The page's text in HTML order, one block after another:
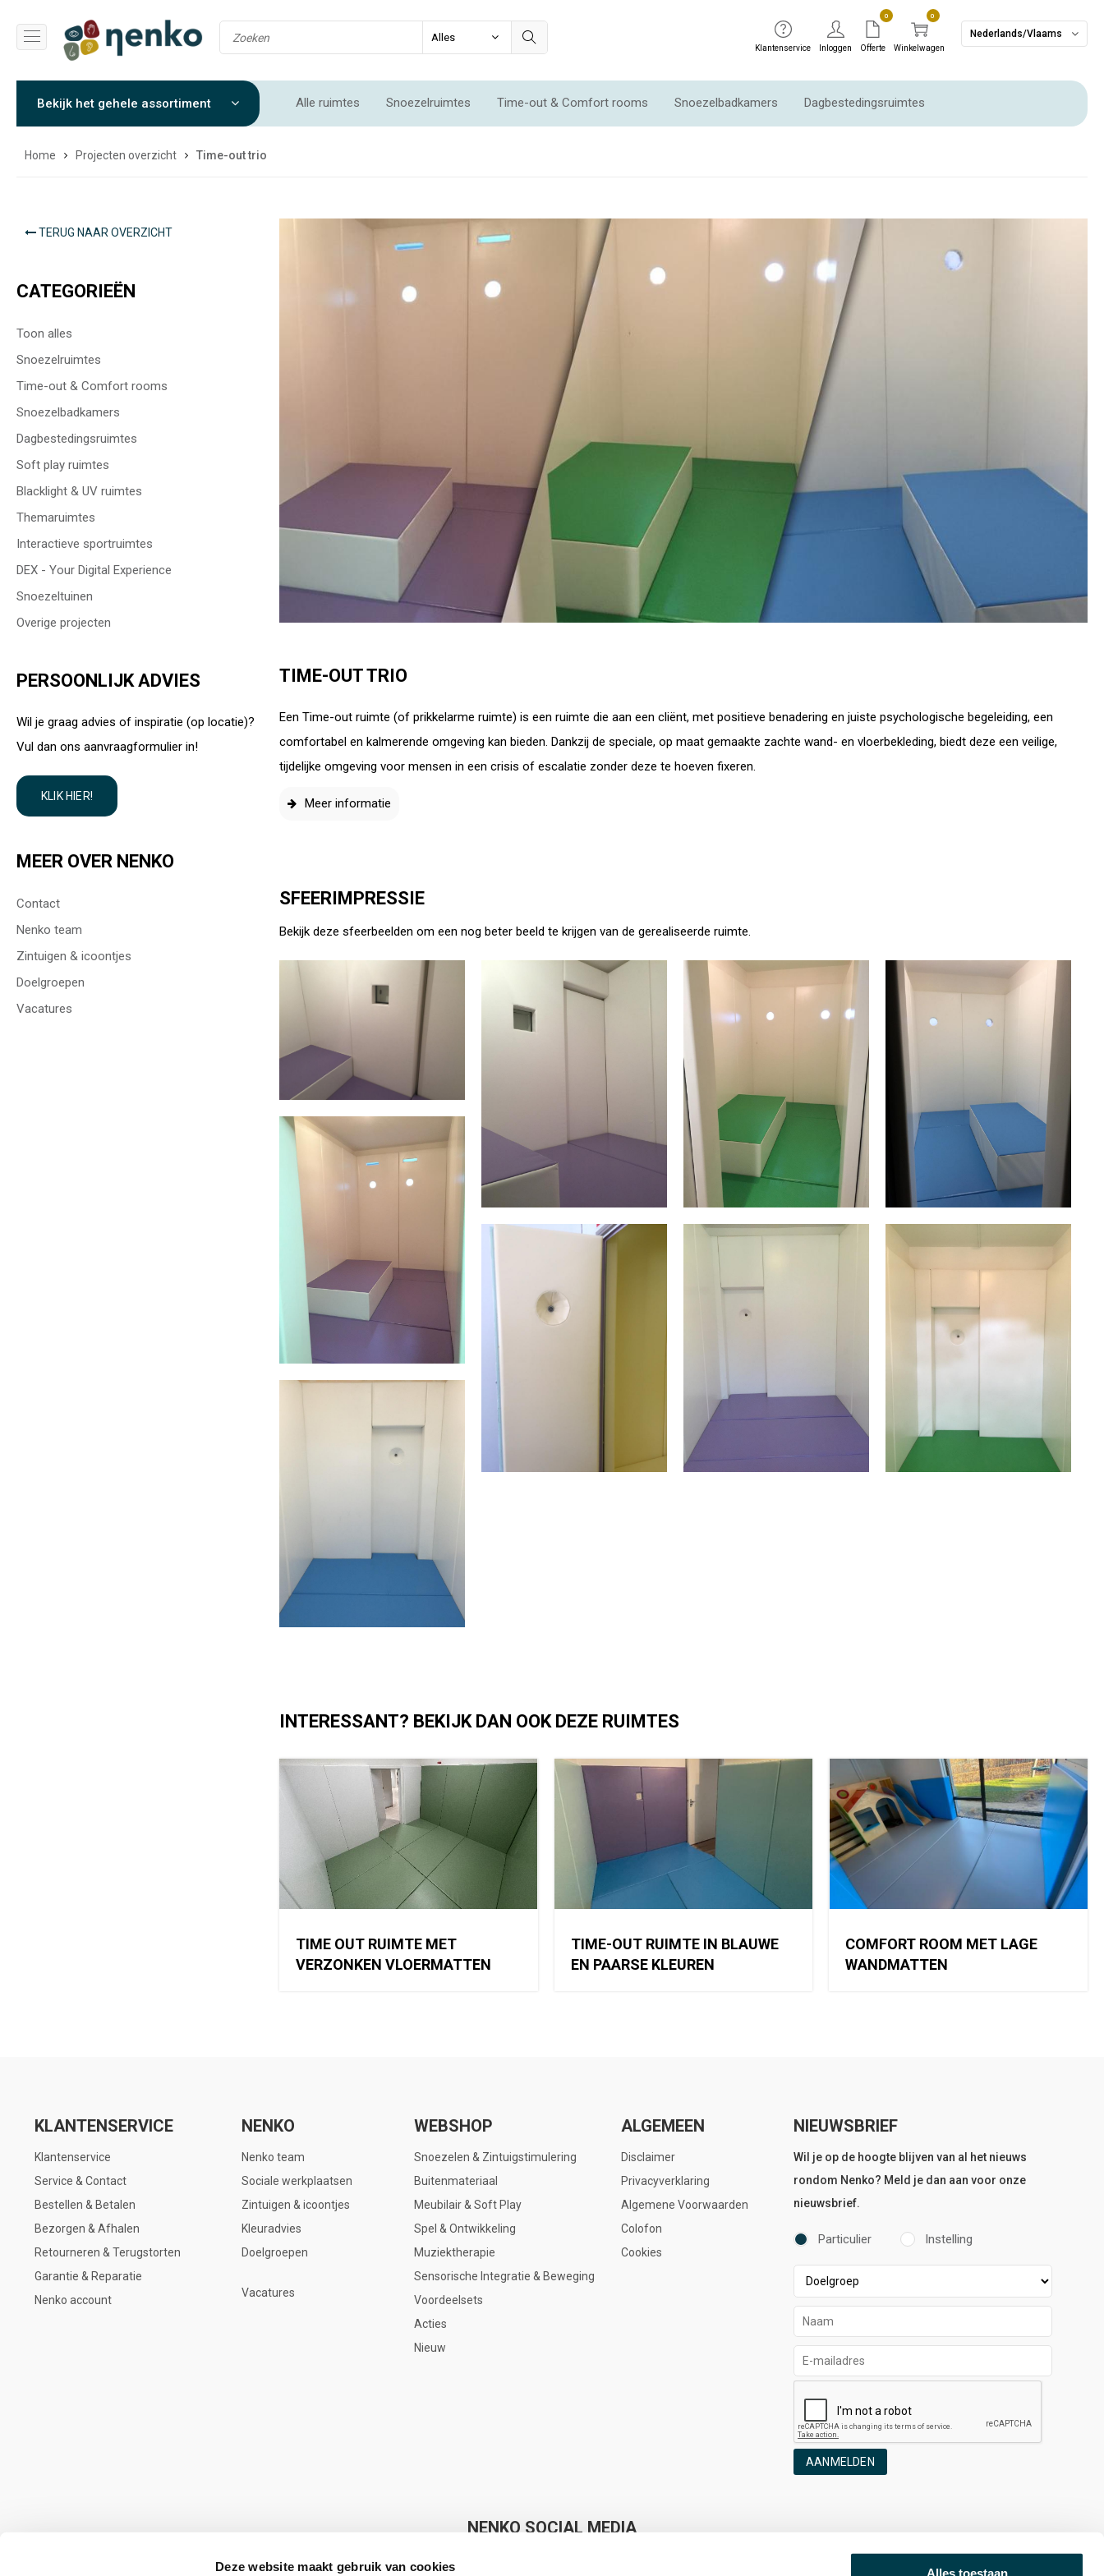
Deze website maakt gebruik van cookies Alles toestaan
Klantenservice Inloggen
0
Offerte
0
Winkelwagen
Nederlands/Vlaams
Bekijk het gehele assortiment Alle ruimtes Snoezelruimtes Time-out & Comfort rooms Snoezelbadkamers Dagbestedingsruimtes
Home Projecten overzicht Time-out trio
TERUG NAAR OVERZICHT
CATEGORIEËN
Toon alles
Snoezelruimtes
Time-out & Comfort rooms
Snoezelbadkamers
Dagbestedingsruimtes
Soft play ruimtes
Blacklight & UV ruimtes
Themaruimtes
Interactieve sportruimtes
DEX - Your Digital Experience
Snoezeltuinen
Overige projecten
PERSOONLIJK ADVIES
Wil je graag advies of inspiratie (op locatie)?
Vul dan ons aanvraagformulier in!
KLIK HIER!
MEER OVER NENKO
Contact
Nenko team
Zintuigen & icoontjes
Doelgroepen
Vacatures
TIME-OUT TRIO
Een Time-out ruimte (of prikkelarme ruimte) is een ruimte die aan een cliënt, met positieve benadering en juiste psychologische begeleiding, een
comfortabel en kalmerende omgeving kan bieden. Dankzij de speciale, op maat gemaakte zachte wand- en vloerbekleding, biedt deze een veilige,
tijdelijke omgeving voor mensen in een crisis of escalatie zonder deze te hoeven fixeren.
Meer informatie
SFEERIMPRESSIE
Bekijk deze sfeerbeelden om een nog beter beeld te krijgen van de gerealiseerde ruimte.
INTERESSANT? BEKIJK DAN OOK DEZE RUIMTES
TIME OUT RUIMTE MET
VERZONKEN VLOERMATTEN
TIME-OUT RUIMTE IN BLAUWE
EN PAARSE KLEUREN
COMFORT ROOM MET LAGE
WANDMATTEN
KLANTENSERVICE
Klantenservice
Service & Contact
Bestellen & Betalen
Bezorgen & Afhalen
Retourneren & Terugstorten
Garantie & Reparatie
Nenko account
NENKO
Nenko team
Sociale werkplaatsen
Zintuigen & icoontjes
Kleuradvies
Doelgroepen
Vacatures
WEBSHOP
Snoezelen & Zintuigstimulering
Buitenmateriaal
Meubilair & Soft Play
Spel & Ontwikkeling
Muziektherapie
Sensorische Integratie & Beweging
Voordeelsets
Acties
Nieuw
ALGEMEEN
Disclaimer
Privacyverklaring
Algemene Voorwaarden
Colofon
Cookies
NIEUWSBRIEF
Wil je op de hoogte blijven van al het nieuws
rondom Nenko? Meld je dan aan voor onze
nieuwsbrief.
Particulier Instelling
AANMELDEN
NENKO SOCIAL MEDIA